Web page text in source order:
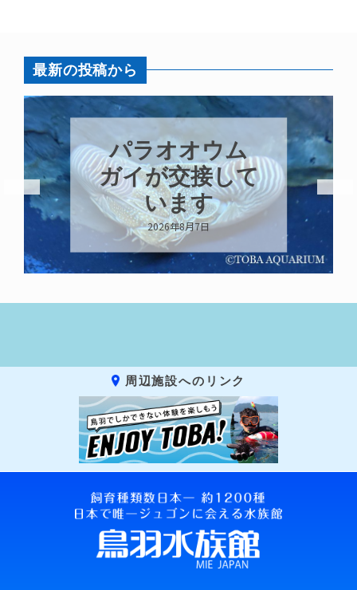
最新の投稿から
パラオオウム
ガイが交接して
います
2026年8月7日
周辺施設へのリンク